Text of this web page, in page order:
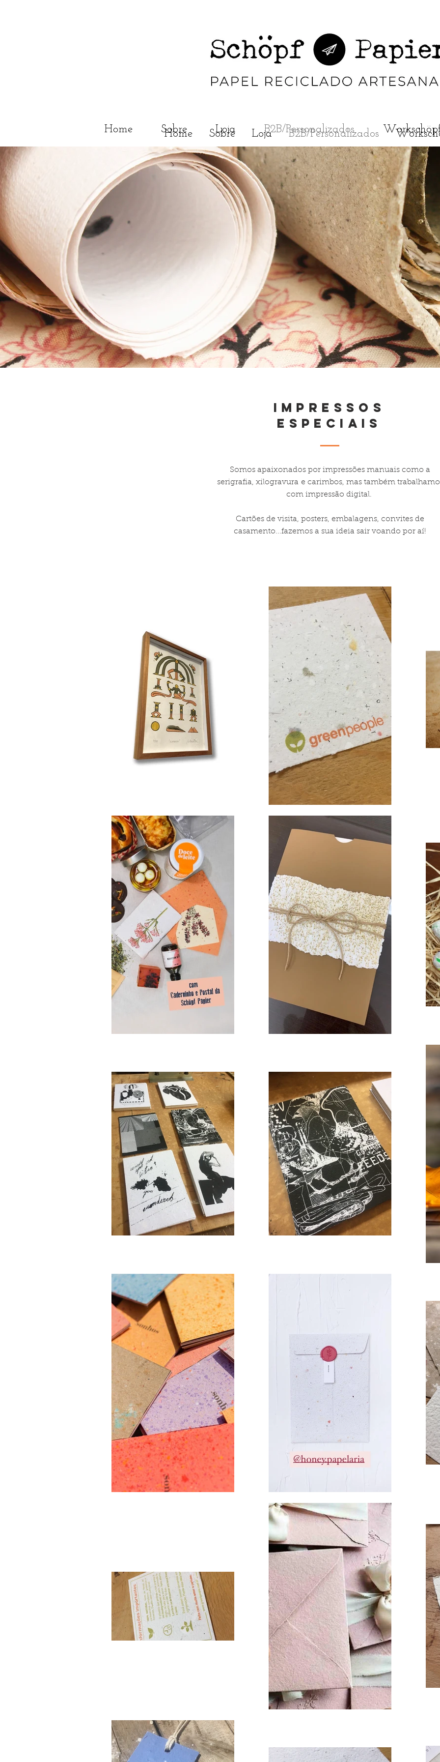
Home Sobre Loja B2B/Personalizados
Impressos
Especiais
Somos apaixonados por impressões manuais como a
serigrafia, xilogravura e carimbos, mas também
com impressão digital.
Cartões de visita, posters, embalagens, convites de
casamento...fazemos a sua ideia sair voando por aí!
Home Sobre Loja B2B/Personalizados